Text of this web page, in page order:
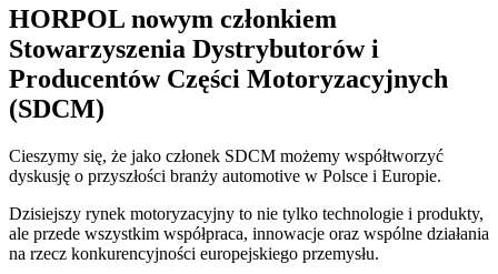
HORPOL nowym członkiem
Stowarzyszenia Dystrybutorów i
Producentów Części Motoryzacyjnych
(SDCM)
Cieszymy się, że jako członek SDCM możemy współtworzyć
dyskusję o przyszłości branży automotive w Polsce i Europie.
Dzisiejszy rynek motoryzacyjny to nie tylko technologie i produkty,
ale przede wszystkim współpraca, innowacje oraz wspólne działania
na rzecz konkurencyjności europejskiego przemysłu.